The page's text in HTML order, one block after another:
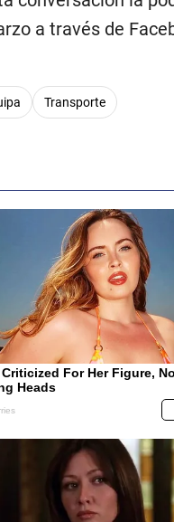
a través de
Transporte